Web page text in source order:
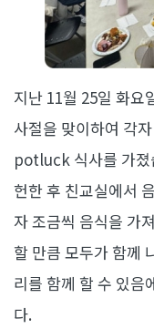
지난 11월 25일 화요
사절을 맞이하여 각
potluck 식사를 가졌
헌한 후 친교실에서
자 조금씩 음식을 가
할 만큼 모두가 함께
리를 함께 할 수 있음
다.